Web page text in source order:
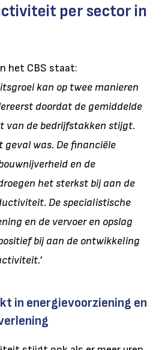
per sector in
het CBS staat:
kan op twee manieren
doordat de gemiddelde
van de bedrijfstakken stijgt.
was. De financiële
en de
het sterkst bij aan de
De specialistische
en de vervoer en opslag
bij aan de ontwikkeling
’
in energievoorziening en